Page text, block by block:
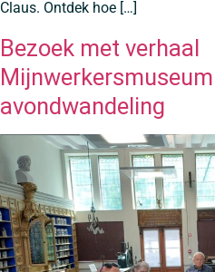
Claus. Ontdek hoe […]
Bezoek met verhaal
avondwandeling